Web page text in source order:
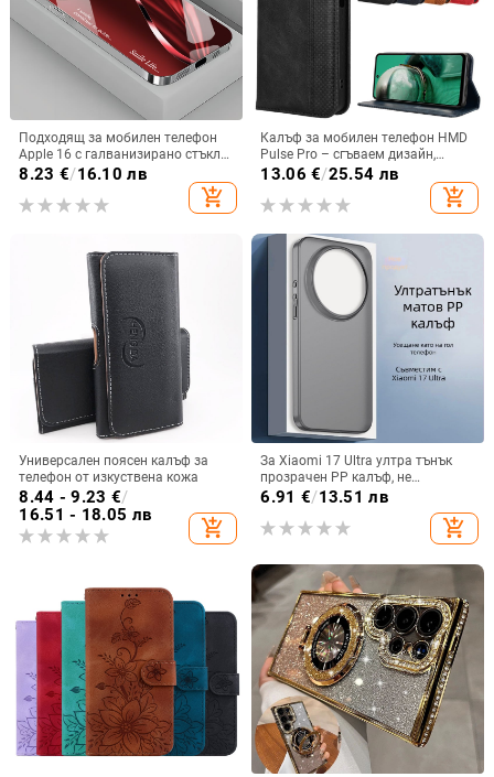
Подходящ за мобилен телефон
Apple 16 с галванизирано стъкло
и ослепителна течаща светлина,
семпъл iPhone 17 Pro, модерен и
лек луксозен 14 Plus.
8.23 €/16.10 лв
add_shopping_cart
Калъф за мобилен телефон HMD
Pulse Pro – сгъваем дизайн,
магнитно задържане, джоб за
карти, TPU кожа, удароустойчив
13.06 €/25.54 лв
add_shopping_cart
Универсален поясен калъф за
телефон от изкуствена кожа
8.44 - 9.23 €/
16.51 - 18.05 лв
add_shopping_cart
За Xiaomi 17 Ultra ултра тънък
прозрачен PP калъф, не
пожълтява, матиран финиш и
6.91 €/13.51 лв
add_shopping_cart